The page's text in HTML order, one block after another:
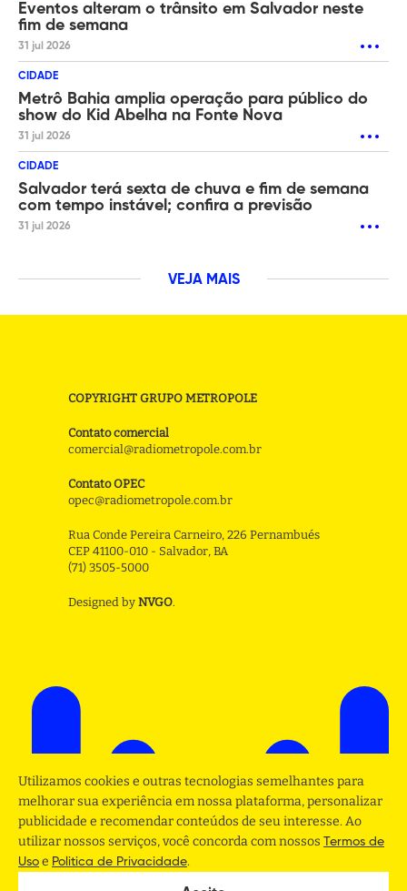
Eventos alteram o trânsito em Salvador neste
fim de semana
31 jul 2026
CIDADE
Metrô Bahia amplia operação para público do
show do Kid Abelha na Fonte Nova
31 jul 2026
CIDADE
Salvador terá sexta de chuva e fim de semana
com tempo instável; confira a previsão
31 jul 2026
VEJA MAIS
COPYRIGHT GRUPO METROPOLE
Contato comercial
comercial@radiometropole.com.br
Contato OPEC
opec@radiometropole.com.br
Rua Conde Pereira Carneiro, 226 Pernambués
CEP 41100-010 - Salvador, BA
(71) 3505-5000
Designed by NVGO.
Utilizamos cookies e outras tecnologias semelhantes para
melhorar sua experiência em nossa plataforma, personalizar
publicidade e recomendar conteúdos de seu interesse. Ao
utilizar nossos serviços, você concorda com nossos Termos de
Uso e Politica de Privacidade.